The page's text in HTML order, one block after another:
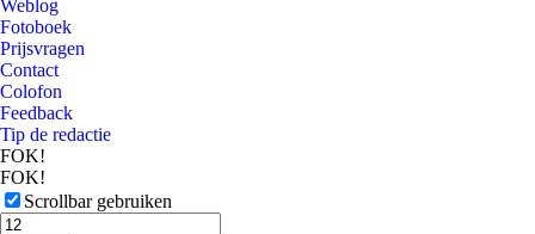
Weblog
Fotoboek
Prijsvragen
Contact
Colofon
Feedback
Tip de redactie
FOK!
FOK!
Scrollbar gebruiken